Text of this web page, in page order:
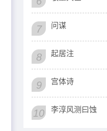
7 问谋
8 起居注
9 宫体诗
10 李淳风测曰蚀